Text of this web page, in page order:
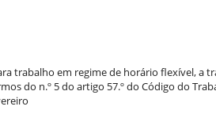
trabalho em regime de horário flexível, a
do n.º 5 do artigo 57.º do Código do